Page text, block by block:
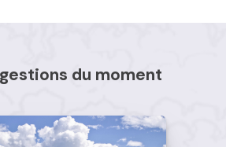
du moment